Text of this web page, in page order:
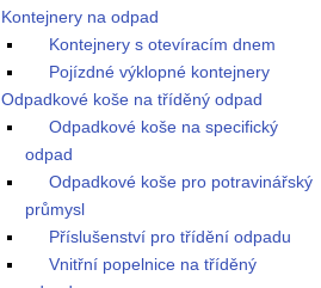
Kontejnery na odpad
Kontejnery s otevíracím dnem
Pojízdné výklopné kontejnery
Odpadkové koše na tříděný odpad
Odpadkové koše na specifický
odpad
Odpadkové koše pro potravinářský
průmysl
Příslušenství pro třídění odpadu
Vnitřní popelnice na tříděný